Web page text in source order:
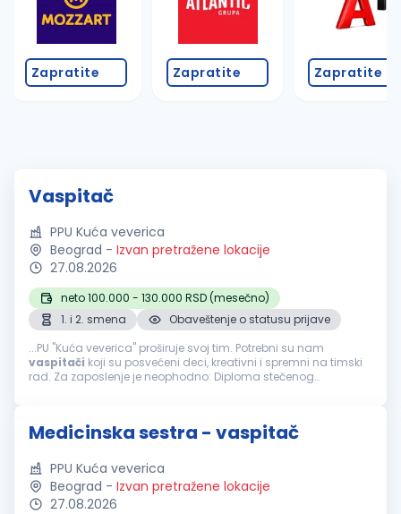
Zapratite Zapratite Zapratite
Vaspitač
PPU Kuća veverica
Beograd - Izvan pretražene lokacije
27.08.2026
neto 100.000 - 130.000 RSD (mesečno)
1. i 2. smena
Obaveštenje o statusu prijave
...PU "Kuća veverica" proširuje svoj tim. Potrebni su nam
vaspitači koji su posvećeni deci, kreativni i spremni na timski
rad. Za zaposlenje je neophodno: Diploma stečenog
Medicinska sestra - vaspitač
PPU Kuća veverica
Beograd - Izvan pretražene lokacije
27.08.2026